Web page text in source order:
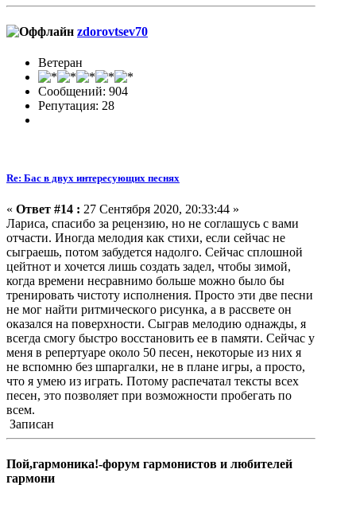
zdorovtsev70
Ветеран
Сообщений: 904
Репутация: 28
Re: Бас в двух интересующих песнях
« Ответ #14 : 27 Сентября 2020, 20:33:44 »
Лариса, спасибо за рецензию, но не соглашусь с вами
отчасти. Иногда мелодия как стихи, если сейчас не
сыграешь, потом забудется надолго. Сейчас сплошной
цейтнот и хочется лишь создать задел, чтобы зимой,
когда времени несравнимо больше можно было бы
тренировать чистоту исполнения. Просто эти две песни
не мог найти ритмического рисунка, а в рассвете он
оказался на поверхности. Сыграв мелодию однажды, я
всегда смогу быстро восстановить ее в памяти. Сейчас у
меня в репертуаре около 50 песен, некоторые из них я
не вспомню без шпаргалки, не в плане игры, а просто,
что я умею из играть. Потому распечатал тексты всех
песен, это позволяет при возможности пробегать по
всем.
Записан
Пой,гармоника!-форум гармонистов и любителей
гармони